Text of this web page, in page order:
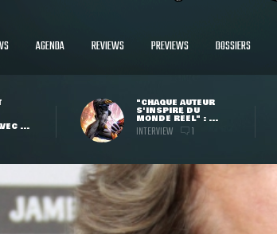
AGENDA REVIEWS PREVIEWS DOSSIERS
...
"CHAQUE AUTEUR
S'INSPIRE DU
MONDE RÉEL" : ...
INTERVIEW 1